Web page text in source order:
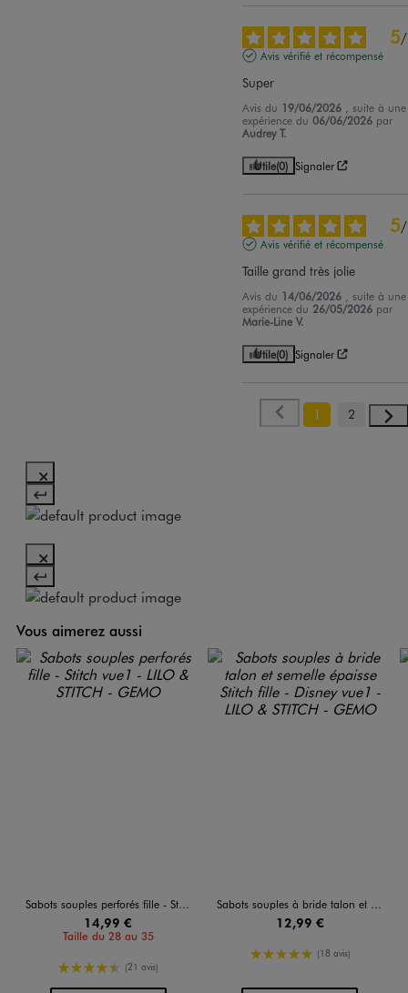
5/
Avis vérifié et récompensé
Super
Avis du 19/06/2026
, suite à une
expérience du06/06/2026 par
Audrey T.
Utile(0) Signaler
5/
Avis vérifié et récompensé
Taille grand très jolie
Avis du 14/06/2026
, suite à une
expérience du 26/05/2026 par
Marie-Line V.
Utile(0) Signaler
1 2
Vous aimerez aussi
Sabots souples perforés fille - Stitch
14,99 €
Taille du 28 au 35
4.5/5 de moyenne
(21 avis)
Sabots souples à bride talon et semelle épaisse Stitch fille - Disney
12,99 €
5/5 de moyenne
(18 avis)